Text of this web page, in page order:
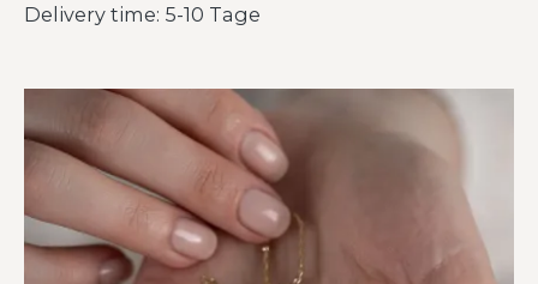
Delivery time: 5-10 Tage